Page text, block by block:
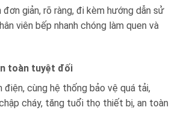
giản, rõ ràng, đi kèm hướng dẫn sử
viên bếp nhanh chóng làm quen và
toàn tuyệt đối
cùng hệ thống bảo vệ quá tải,
cháy, tăng tuổi thọ thiết bị, an toàn